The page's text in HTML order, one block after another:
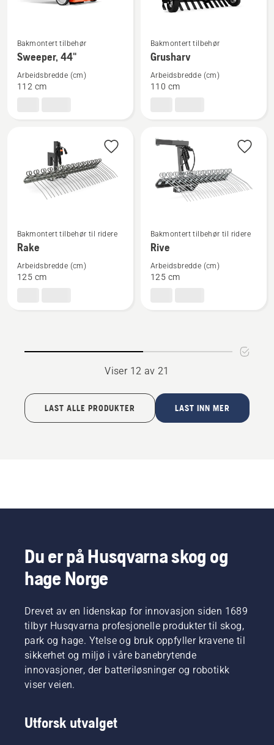
flere
detaljer
om
Sweeper,
Bakmontert tilbehør
Sweeper, 44"
Arbeidsbredde (cm)
112 cm
flere
detaljer
om
Grusharv
Bakmontert tilbehør
Grusharv
Arbeidsbredde (cm)
110 cm
flere
detaljer
om
Rake
Bakmontert tilbehør til ridere
Rake
Arbeidsbredde (cm)
125 cm
flere
detaljer
om
Rive
Bakmontert tilbehør til ridere
Rive
Arbeidsbredde (cm)
125 cm
Viser 12 av 21
LAST ALLE PRODUKTER LAST INN MER
Du er på Husqvarna skog og
hage Norge
Drevet av en lidenskap for innovasjon siden 1689
tilbyr Husqvarna profesjonelle produkter til skog,
park og hage. Ytelse og bruk oppfyller kravene til
sikkerhet og miljø i våre banebrytende
innovasjoner, der batteriløsninger og robotikk
viser veien.
Utforsk utvalget